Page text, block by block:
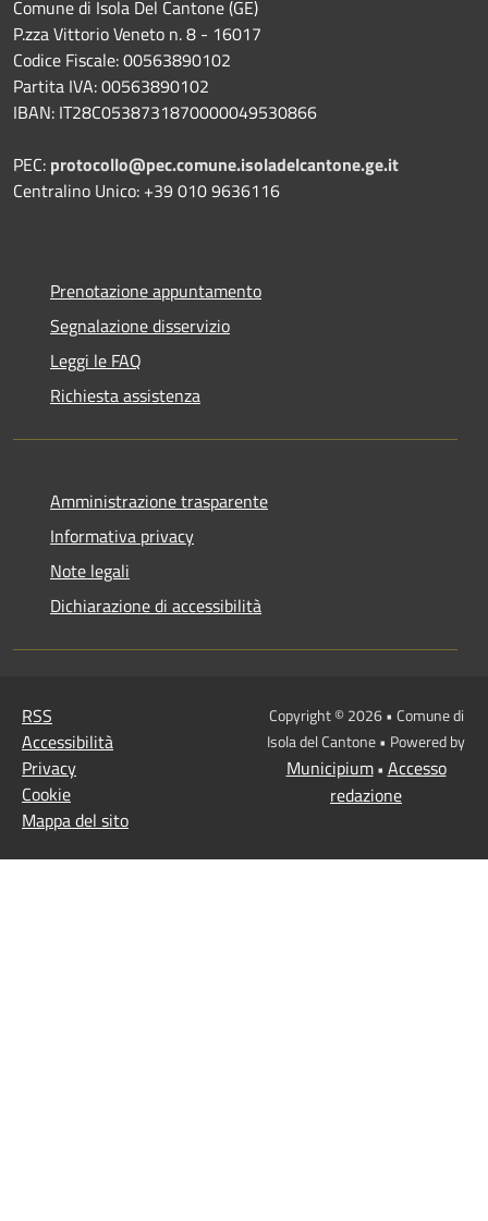
Comune di Isola Del Cantone (GE)
P.zza Vittorio Veneto n. 8 - 16017
Codice Fiscale: 00563890102
Partita IVA: 00563890102
IBAN: IT28C0538731870000049530866
PEC: protocollo@pec.comune.isoladelcantone.ge.it
Centralino Unico: +39 010 9636116
Prenotazione appuntamento
Segnalazione disservizio
Leggi le FAQ
Richiesta assistenza
Amministrazione trasparente
Informativa privacy
Note legali
Dichiarazione di accessibilità
RSS
Accessibilità
Privacy
Cookie
Mappa del sito
Copyright © 2026 • Comune di
Isola del Cantone • Powered by
Municipium• Accesso
redazione